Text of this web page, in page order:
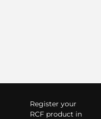
Register your
RCF product in